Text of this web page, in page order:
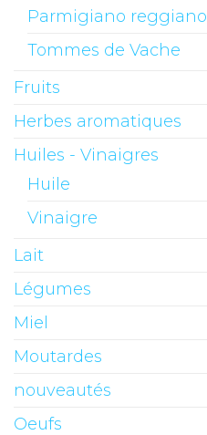
Parmigiano reggiano
Tommes de Vache
Fruits
Herbes aromatiques
Huiles - Vinaigres
Huile
Vinaigre
Lait
Légumes
Miel
Moutardes
nouveautés
Oeufs